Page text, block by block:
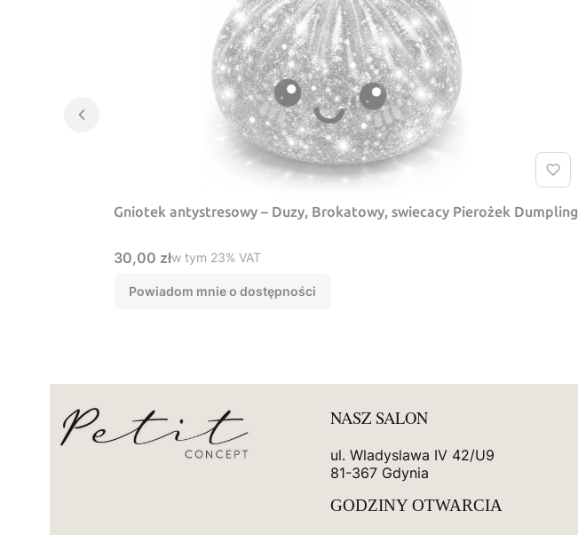
Gniotek antystresowy – Duzy, Brokatowy, swiecacy Pierożek Dumpling
Cena brutto
30,00 złw tym %s VAT
w tym 23% VAT
Powiadom mnie o dostępności
NASZ SALON
ul. Wladyslawa IV 42/U9
81-367 Gdynia
GODZINY OTWARCIA